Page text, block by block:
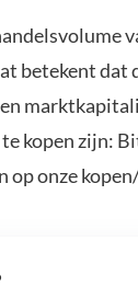
betekent dat
kopen zijn:
op onze